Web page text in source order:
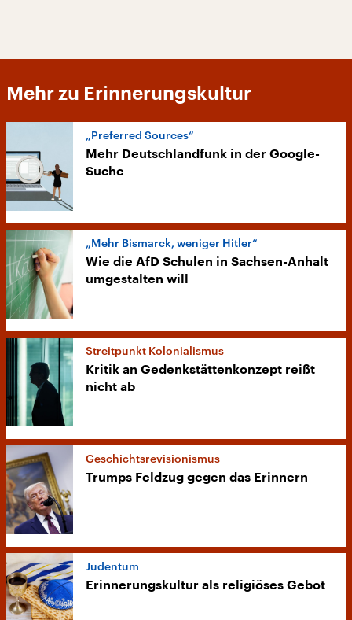
Mehr zu Erinnerungskultur
„Preferred Sources“
Mehr Deutschlandfunk in der Google-
Suche
„Mehr Bismarck, weniger Hitler“
Wie die AfD Schulen in Sachsen-Anhalt
umgestalten will
Streitpunkt Kolonialismus
Kritik an Gedenkstättenkonzept reißt
nicht ab
Geschichtsrevisionismus
Trumps Feldzug gegen das Erinnern
Judentum
Erinnerungskultur als religiöses Gebot